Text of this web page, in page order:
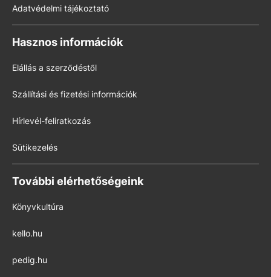
Adatvédelmi tájékoztató
Hasznos információk
Elállás a szerződéstől
Szállítási és fizetési információk
Hírlevél-feliratkozás
Sütikezelés
További elérhetőségeink
Könyvkultúra
kello.hu
pedig.hu